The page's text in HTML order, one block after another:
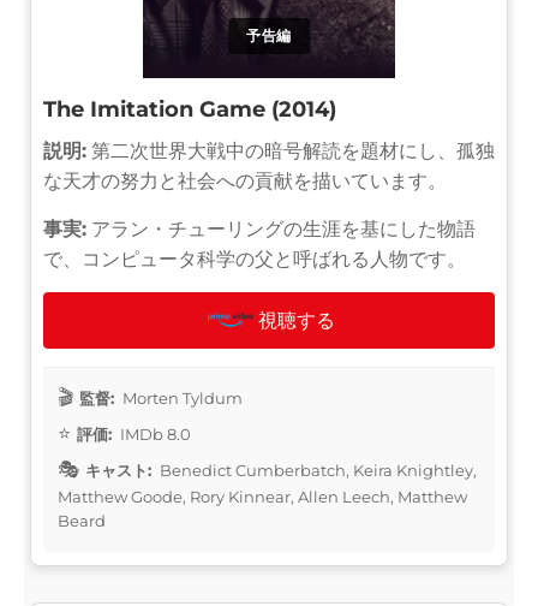
予告編
The Imitation Game (2014)
説明: 第二次世界大戦中の暗号解読を題材にし、孤独
な天才の努力と社会への貢献を描いています。
事実: アラン・チューリングの生涯を基にした物語
で、コンピュータ科学の父と呼ばれる人物です。
視聴する
監督: Morten Tyldum
評価: IMDb 8.0
キャスト: Benedict Cumberbatch, Keira Knightley,
Matthew Goode, Rory Kinnear, Allen Leech, Matthew
Beard